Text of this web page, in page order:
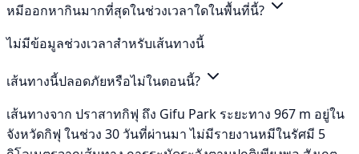
หมีออกหากินมากที่สุดในช่วงเวลาใดในพื้นที่นี้?
ไม่มีข้อมูลช่วงเวลาสำหรับเส้นทางนี้
เส้นทางนี้ปลอดภัยหรือไม่ในตอนนี้?
เส้นทางจาก ปราสาทกิฟุ ถึง Gifu Park ระยะทาง 967 m อยู่ใน
จังหวัดกิฟุ ในช่วง 30 วันที่ผ่านมา ไม่มีรายงานหมีในรัศมี 5